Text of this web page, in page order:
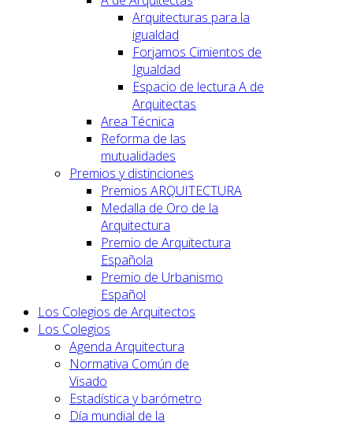
Arquitecturas para la
igualdad
Forjamos Cimientos de
Igualdad
Espacio de lectura A de
Arquitectas
Area Técnica
Reforma de las
mutualidades
Premios y distinciones
Premios ARQUITECTURA
Medalla de Oro de la
Arquitectura
Premio de Arquitectura
Española
Premio de Urbanismo
Español
Los Colegios de Arquitectos
Los Colegios
Agenda Arquitectura
Normativa Común de
Visado
Estadística y barómetro
Día mundial de la